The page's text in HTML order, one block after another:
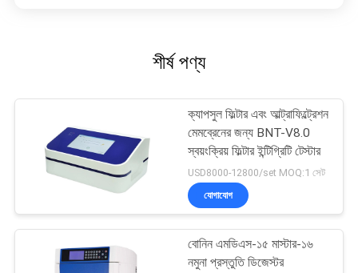
শীর্ষ পণ্য
ক্যাপসুল ফিল্টার এবং আল্ট্রাফিল্ট্রেশন
মেমব্রেনের জন্য BNT-V8.0
স্বয়ংক্রিয় ফিল্টার ইন্টিগ্রিটি টেস্টার
USD8000-12800/set MOQ:1 সেট
যোগাযোগ
বোনিন এমডিএস-১৫ মাস্টার-১৬
নমুনা প্রস্তুতি ডিজেস্টর